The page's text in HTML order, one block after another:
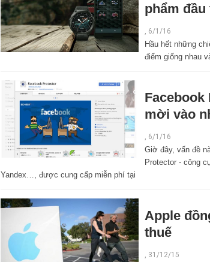
phẩm đầu
6/1/16
Hầu hết những
điểm giống nhau
Facebook
mời vào
, 6/1/16
Giờ đây, vấn đề
Protector - công
Yandex…, được cung cấp miễn phí tại
Apple
thuế
, 31/12/15